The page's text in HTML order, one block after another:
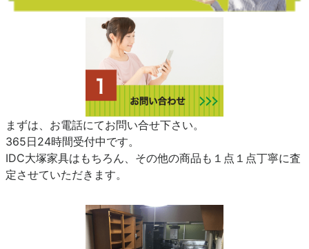
まずは、お電話にてお問い合せ下さい。
365日24時間受付中です。
IDC大塚家具はもちろん、その他の商品も１点１点丁寧に査
定させていただきます。